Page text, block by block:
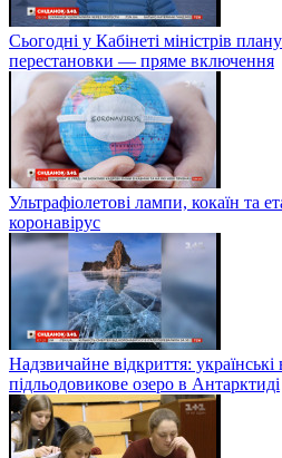
Сьогодні у Кабінеті міністрів
перестановки — пряме включення
Ультрафіолетові лампи, кокаїн та
коронавірус
Надзвичайне відкриття:
підльодовикове озеро в Антарктиді